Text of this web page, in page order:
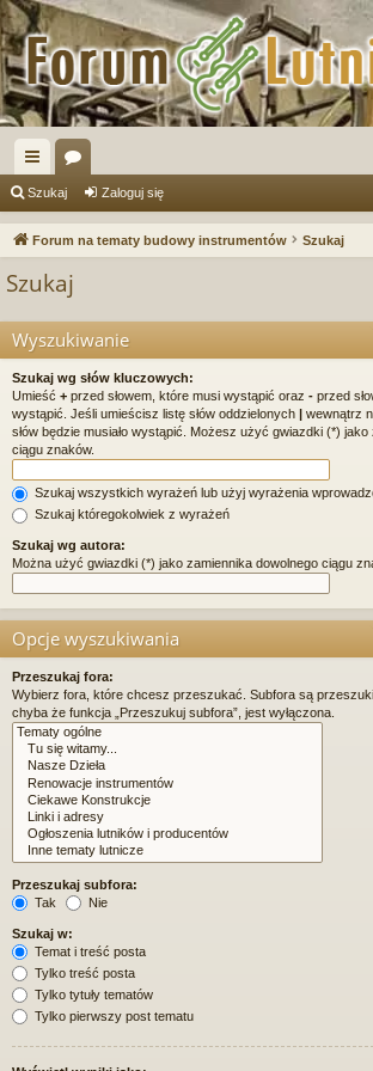
ię
ce
or
a
Szukaj Zaloguj się
Forum na tematy budowy instrumentów Szukaj
Szukaj
Wyszukiwanie
Szukaj wg słów kluczowych:
Umieść + przed słowem, które musi wystąpić oraz - przed
wystąpić. Jeśli umieścisz listę słów oddzielonych | wewnątrz
słów będzie musiało wystąpić. Możesz użyć gwiazdki (*)
ciągu znaków.
Szukaj wszystkich wyrażeń lub użyj wyrażenia
Szukaj któregokolwiek z wyrażeń
Szukaj wg autora:
Można użyć gwiazdki (*) jako zamiennika dowolnego ciągu
Opcje wyszukiwania
Przeszukaj fora:
Wybierz fora, które chcesz przeszukać. Subfora są
chyba że funkcja „Przeszukuj subfora”, jest wyłączona.
Przeszukaj subfora:
Tak
Nie
Szukaj w:
Temat i treść posta
Tylko treść posta
Tylko tytuły tematów
Tylko pierwszy post tematu